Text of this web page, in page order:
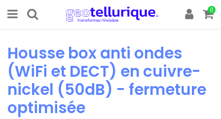
0
Housse box anti ondes
(WiFi et DECT) en cuivre-
nickel (50dB) - fermeture
optimisée